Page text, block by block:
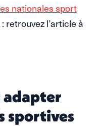
nationales sport
retrouvez l’article à
adapter
sportives